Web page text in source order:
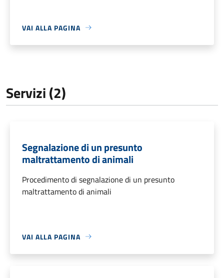
VAI ALLA PAGINA
Servizi (2)
Segnalazione di un presunto
maltrattamento di animali
Procedimento di segnalazione di un presunto
maltrattamento di animali
VAI ALLA PAGINA